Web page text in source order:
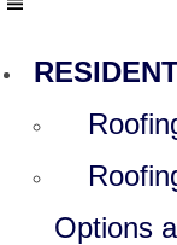
Options